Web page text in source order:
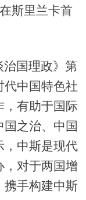
斯里兰卡首
国理政》第
代中国特色社
，有助于国际
之治、中国
，中斯是现代
，对于两国增
携手构建中斯